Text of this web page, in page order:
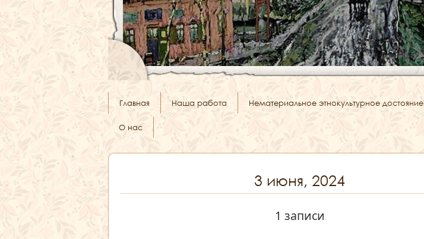
Главная Наша работа Нематериальное этнокультурное достояние
О нас
3 июня, 2024
1 записи